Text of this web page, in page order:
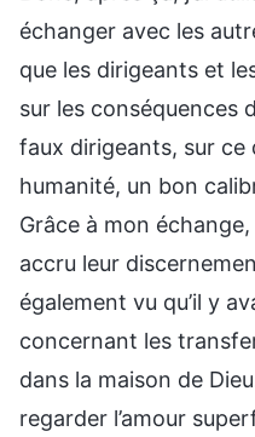
échanger avec les
que les dirigeants et
sur les conséquences
faux dirigeants, sur ce
humanité, un bon
Grâce à mon
accru leur
également vu qu’il y
concernant les
dans la maison de
regarder l’amour